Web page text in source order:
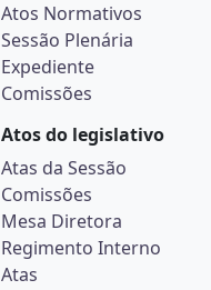
Atos Normativos
Sessão Plenária
Expediente
Comissões
Atos do legislativo
Atas da Sessão
Comissões
Mesa Diretora
Regimento Interno
Atas